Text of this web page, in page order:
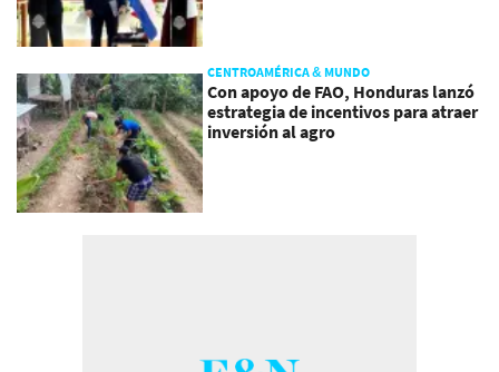
CENTROAMÉRICA & MUNDO
Con apoyo de FAO, Honduras lanzó
estrategia de incentivos para atraer
inversión al agro